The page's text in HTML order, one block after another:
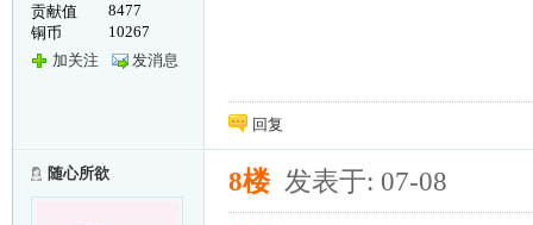
贡献值
8477
铜币
10267
加关注
发消息
回复
随心所欲 8楼 发表于: 07-08